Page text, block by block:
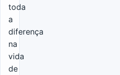
toda
a
diferença
na
vida
de